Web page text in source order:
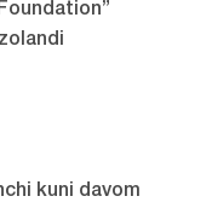
kuni davom